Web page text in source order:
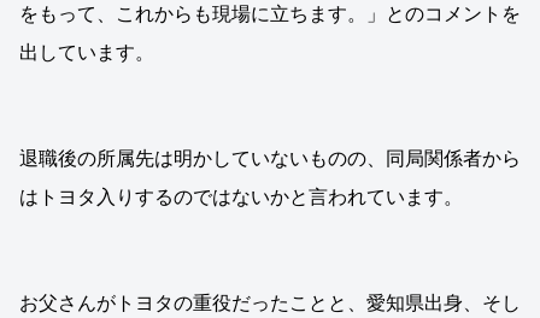
をもって、これからも現場に立ちます。」とのコメントを
出しています。
退職後の所属先は明かしていないものの、同局関係者から
はトヨタ入りするのではないかと言われています。
お父さんがトヨタの重役だったことと、愛知県出身、そし